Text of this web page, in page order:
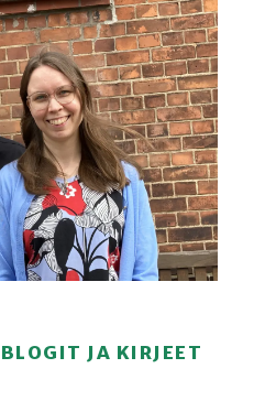
JA KIRJEET